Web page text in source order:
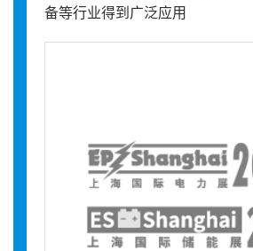
备等行业得到广泛应用